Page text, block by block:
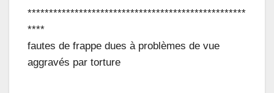
***************************************************
****
fautes de frappe dues à problèmes de vue
aggravés par torture